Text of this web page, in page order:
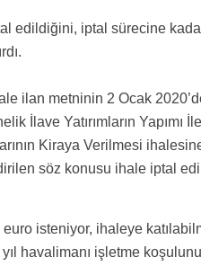
edildiğini, iptal sürecine
ilan metninin 2 Ocak
İlave Yatırımların Yapımı
Kiraya Verilmesi
söz konusu ihale iptal
isteniyor, ihaleye
havalimanı işletme